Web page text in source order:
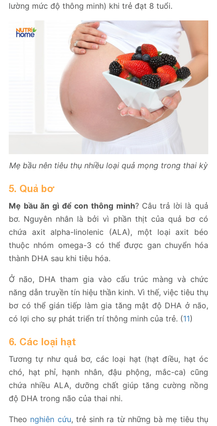
lường mức độ thông minh) khi trẻ đạt 8 tuổi.
Mẹ bầu nên tiêu thụ nhiều loại quả mọng trong thai kỳ
5. Quả bơ
Mẹ bầu ăn gì để con thông minh? Câu trả lời là quả
bơ. Nguyên nhân là bởi vì phần thịt của quả bơ có
chứa axit alpha-linolenic (ALA), một loại axit béo
thuộc nhóm omega-3 có thể được gan chuyển hóa
thành DHA sau khi tiêu hóa.
Ở não, DHA tham gia vào cấu trúc màng và chức
năng dẫn truyền tín hiệu thần kinh. Vì thế, việc tiêu thụ
bơ có thể gián tiếp làm gia tăng mật độ DHA ở não,
có lợi cho sự phát triển trí thông minh của trẻ. (11)
6. Các loại hạt
Tương tự như quả bơ, các loại hạt (hạt điều, hạt óc
chó, hạt phỉ, hạnh nhân, đậu phộng, mắc-ca) cũng
chứa nhiều ALA, dưỡng chất giúp tăng cường nồng
độ DHA trong não của thai nhi.
Theo nghiên cứu, trẻ sinh ra từ những bà mẹ tiêu thụ